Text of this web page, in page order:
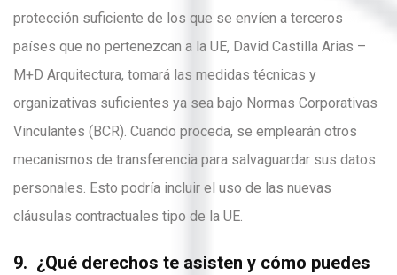
protección suficiente de los que se envíen a terceros
países que no pertenezcan a la UE, David Castilla Arias –
M+D Arquitectura, tomará las medidas técnicas y
organizativas suficientes ya sea bajo Normas Corporativas
Vinculantes (BCR). Cuando proceda, se emplearán otros
mecanismos de transferencia para salvaguardar sus datos
personales. Esto podría incluir el uso de las nuevas
cláusulas contractuales tipo de la UE.
9. ¿Qué derechos te asisten y cómo puedes